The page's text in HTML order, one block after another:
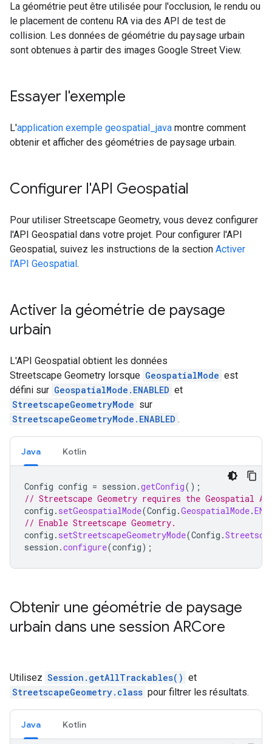
La géométrie peut être utilisée pour l'occlusion, le rendu ou
le placement de contenu RA via des API de test de
collision. Les données de géométrie du paysage urbain
sont obtenues à partir des images Google Street View.
Essayer l'exemple
L'application exemple geospatial_java montre comment
obtenir et afficher des géométries de paysage urbain.
Configurer l'API Geospatial
Pour utiliser Streetscape Geometry, vous devez configurer
l'API Geospatial dans votre projet. Pour configurer l'API
Geospatial, suivez les instructions de la section Activer
l'API Geospatial .
Activer la géométrie de paysage
urbain
L'API Geospatial obtient les données
Streetscape Geometry lorsque GeospatialMode est
défini sur GeospatialMode.ENABLED et
StreetscapeGeometryMode sur
StreetscapeGeometryMode.ENABLED .
Java Kotlin
Config config = session .getConfig();
// Streetscape Geometry requires the Geospatial
config . setGeospatialMode(Config .GeospatialMode.
// Enable Streetscape Geometry.
config . setStreetscapeGeometryMode(Config .
session .configure(config);
Obtenir une géométrie de paysage
urbain dans une session ARCore
Utilisez Session.getAllTrackables() et
StreetscapeGeometry.class pour filtrer les résultats.
Java Kotlin